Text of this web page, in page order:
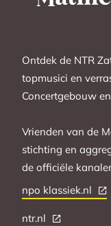
Ontdek de NTR
topmusici en
Concertgebouw
Vrienden van de
stichting en
de officiële
npo klassiek.nl
ntr.nl